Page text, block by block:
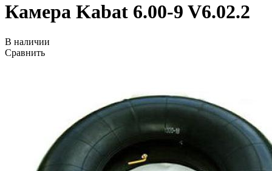
Камера Kabat 6.00-9 V6.02.2
В наличии
Сравнить